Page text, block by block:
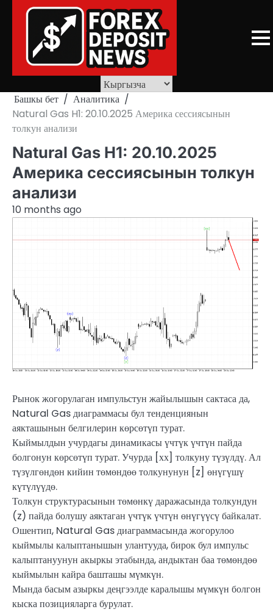
Башкы бет
Аналитика
Natural Gas H1: 20.10.2025 Америка сессиясынын
толкун анализи
Natural Gas H1: 20.10.2025
Америка сессиясынын толкун
анализи
10 months ago
Рынок жогорулаган импульстун жайылышын сактаса да,
Natural Gas диаграммасы бул тенденциянын
аякташынын белгилерин көрсөтүп турат.
Кыймылдын учурдагы динамикасы үчтүк үчтүн пайда
болгонун көрсөтүп турат. Учурда [хх] толкуну түзүлдү. Ал
түзүлгөндөн кийин төмөндөө толкунунун [z] өнүгүшү
күтүлүүдө.
Толкун структурасынын төмөнкү даражасында толкундун
(z) пайда болушу аяктаган үчтүк үчтүн өнүгүүсү байкалат.
Ошентип, Natural Gas диаграммасында жогорулоо
кыймылы калыптанышын улантууда, бирок бул импульс
калыптануунун акыркы этабында, андыктан баа төмөндөө
кыймылын кайра башташы мүмкүн.
Мында басым азыркы деңгээлде каралышы мүмкүн болгон
кыска позицияларга бурулат.